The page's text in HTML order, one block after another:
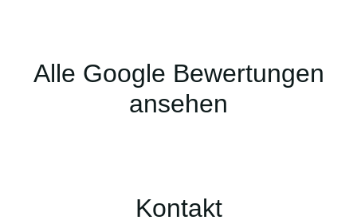
Alle Google Bewertungen
ansehen
Kontakt